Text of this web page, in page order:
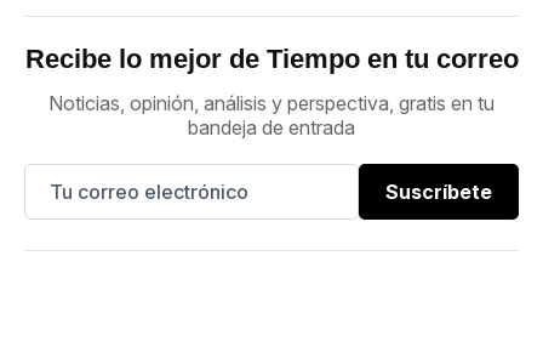
Recibe lo mejor de Tiempo en tu correo
Noticias, opinión, análisis y perspectiva, gratis en tu
bandeja de entrada
Suscríbete